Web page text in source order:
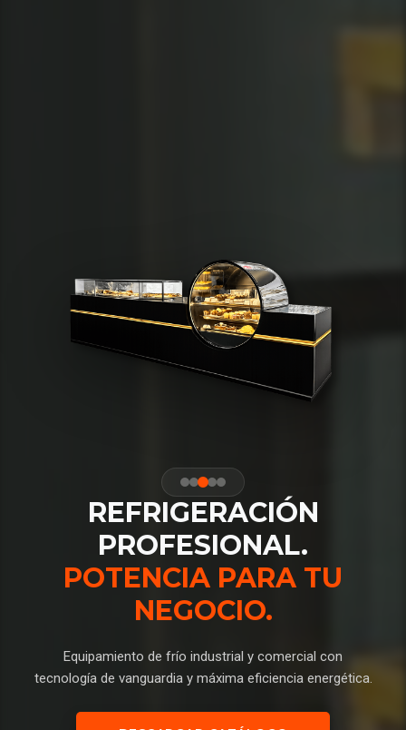
REFRIGERACIÓN
PROFESIONAL.
POTENCIA PARA TU
NEGOCIO.
Equipamiento de frío industrial y comercial con
tecnología de vanguardia y máxima eficiencia energética.